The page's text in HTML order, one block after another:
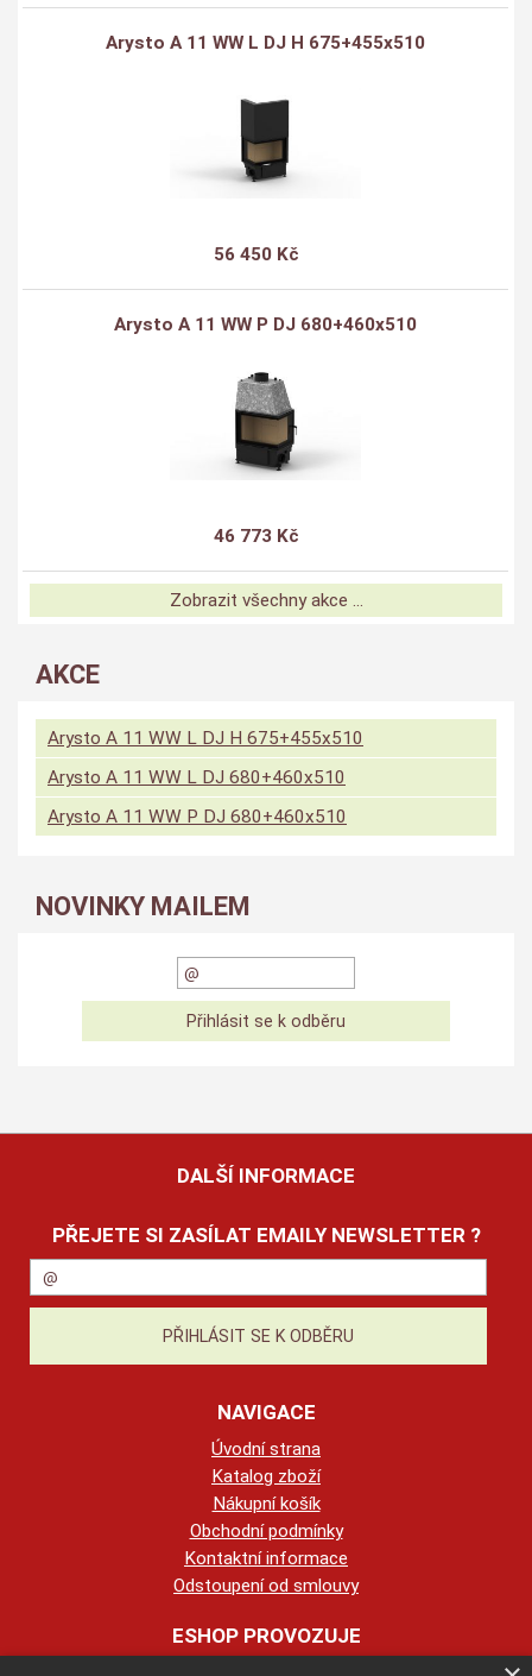
Arysto A 11 WW L DJ H 675+455x510
56 450 Kč
Arysto A 11 WW P DJ 680+460x510
46 773 Kč
Zobrazit všechny akce ...
AKCE
Arysto A 11 WW L DJ H 675+455x510
Arysto A 11 WW L DJ 680+460x510
Arysto A 11 WW P DJ 680+460x510
NOVINKY MAILEM
DALŠÍ INFORMACE
PŘEJETE SI ZASÍLAT EMAILY NEWSLETTER ?
NAVIGACE
Úvodní strana
Katalog zboží
Nákupní košík
Obchodní podmínky
Kontaktní informace
Odstoupení od smlouvy
ESHOP PROVOZUJE